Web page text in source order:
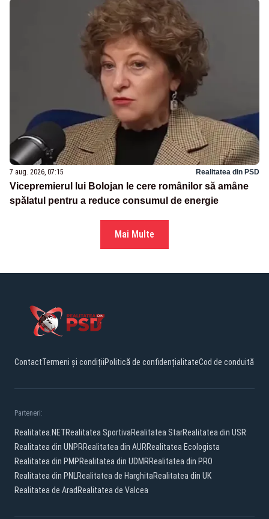
7 aug. 2026, 07:15 Realitatea din PSD
Vicepremierul lui Bolojan le cere românilor să amâne
spălatul pentru a reduce consumul de energie
Mai Multe
ContactTermeni și condițiiPolitică de confidențialitateCod de conduită
Parteneri:
Realitatea.NETRealitatea SportivaRealitatea StarRealitatea din USR
Realitatea din UNPRRealitatea din AURRealitatea Ecologista
Realitatea din PMPRealitatea din UDMRRealitatea din PRO
Realitatea din PNLRealitatea de HarghitaRealitatea din UK
Realitatea de Arad Realitatea de Valcea